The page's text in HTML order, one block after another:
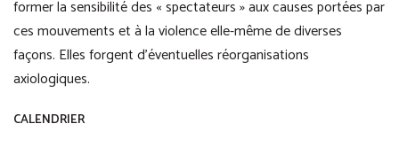
former la sensibilité des « spectateurs » aux causes portées par
ces mouvements et à la violence elle-même de diverses
façons. Elles forgent d’éventuelles réorganisations
axiologiques.
CALENDRIER